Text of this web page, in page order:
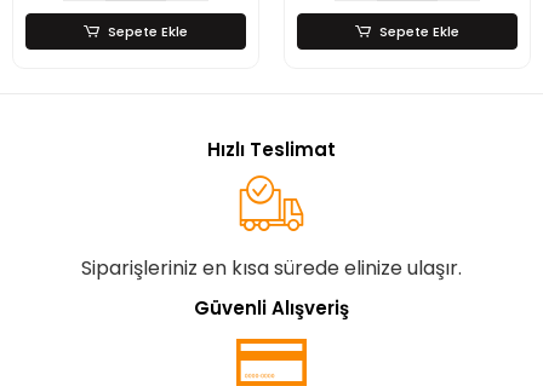
Sepete Ekle Sepete Ekle
Hızlı Teslimat
Siparişleriniz en kısa sürede elinize ulaşır.
Güvenli Alışveriş